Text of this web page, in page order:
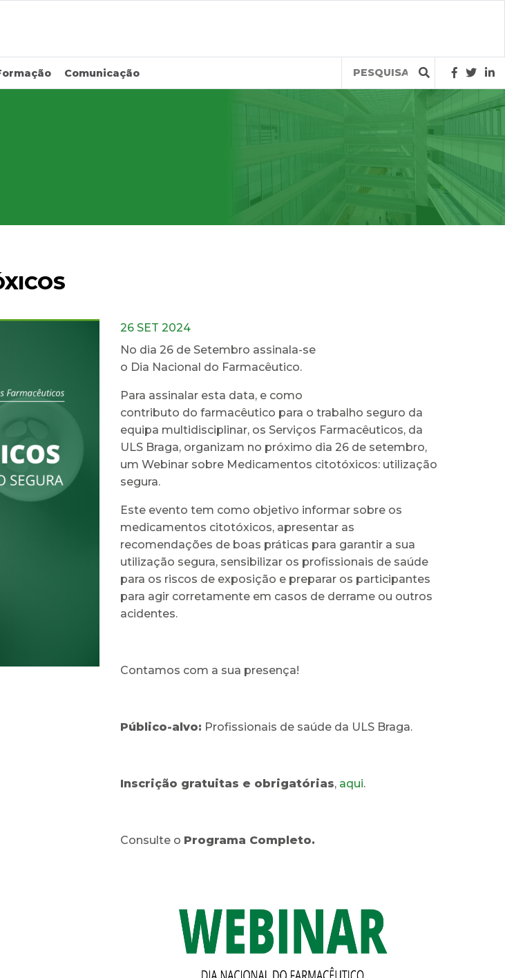
Comunicação
Query
26 SET 2024
No dia 26 de Setembro assinala-se
o Dia Nacional do Farmacêutico.
Para assinalar esta data, e como
contributo do farmacêutico para o trabalho seguro da
equipa multidisciplinar, os Serviços Farmacêuticos, da
ULS Braga, organizam no próximo dia 26 de setembro,
um Webinar sobre Medicamentos citotóxicos: utilização
segura.
Este evento tem como objetivo informar sobre os
medicamentos citotóxicos, apresentar as
recomendações de boas práticas para garantir a sua
utilização segura, sensibilizar os profissionais de saúde
para os riscos de exposição e preparar os participantes
para agir corretamente em casos de derrame ou outros
acidentes.
Contamos com a sua presença!
Público-alvo: Profissionais de saúde da ULS Braga.
Inscrição gratuitas e obrigatórias, aqui.
Consulte o Programa Completo.